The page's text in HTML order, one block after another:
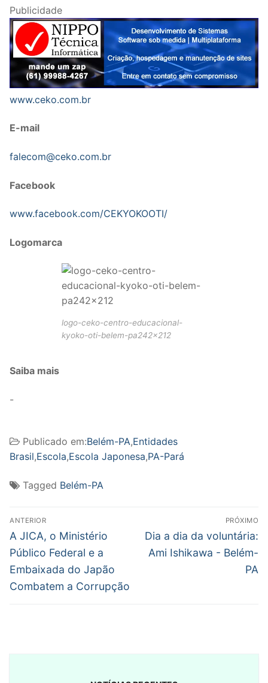
Publicidade
www.ceko.com.br
E-mail
falecom@ceko.com.br
Facebook
www.facebook.com/CEKYOKOOTI/
Logomarca
logo-ceko-centro-educacional-
kyoko-oti-belem-pa242x212
Saiba mais
-
Publicado em:Belém-PA,Entidades
Brasil,Escola,Escola Japonesa,PA-Pará
Tagged Belém-PA
Navegação
de
Post
ANTERIOR
Post
anterior:
A JICA, o Ministério
Público Federal e a
Embaixada do Japão
Combatem a Corrupção
PRÓXIMO
Próximo
post:
Dia a dia da voluntária:
Ami Ishikawa - Belém-
PA